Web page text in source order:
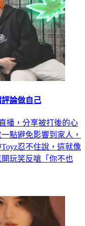
論做自己
播，分享被打後的心
點避免影響到家人，
忍不住說，這就像
玩笑反嗆「你不也